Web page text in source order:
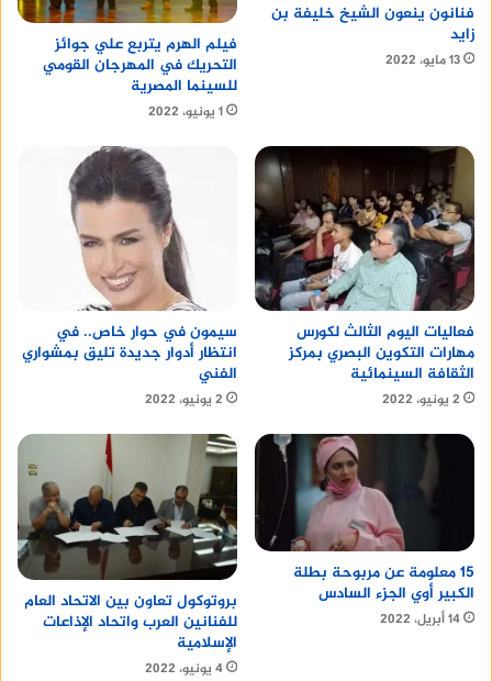
فنانون ينعون الشيخ خليفة بن
زايد
13 مايو، 2022
فيلم الهرم يتربع علي جوائز
التحريك في المهرجان القومي
للسينما المصرية
1 يونيو، 2022
فعاليات اليوم الثالث لكورس
مهارات التكوين البصري بمركز
الثقافة السينمائية
2 يونيو، 2022
سيمون في حوار خاص.. في
انتظار أدوار جديدة تليق بمشواري
الفني
2 يونيو، 2022
15 معلومة عن مربوحة بطلة
الكبير أوي الجزء السادس
14 أبريل، 2022
بروتوكول تعاون بين الاتحاد العام
للفنانين العرب واتحاد الإذاعات
الإسلامية
4 يونيو، 2022